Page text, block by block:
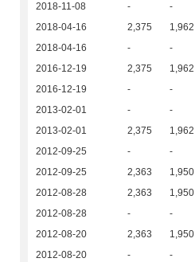
2018-11-08
- -
2018-04-16
2,375 1,962
2018-04-16
- -
2016-12-19
2,375 1,962
2016-12-19
- -
2013-02-01
- -
2013-02-01
2,375 1,962
2012-09-25
- -
2012-09-25
2,363 1,950
2012-08-28
2,363 1,950
2012-08-28
- -
2012-08-20
2,363 1,950
2012-08-20
- -